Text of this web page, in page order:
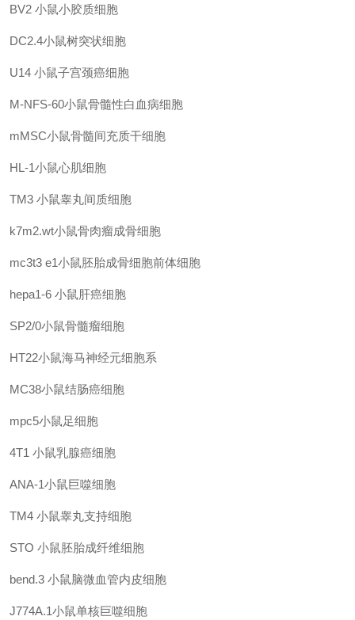
BV2 小鼠小胶质细胞
DC2.4小鼠树突状细胞
U14 小鼠子宫颈癌细胞
M-NFS-60小鼠骨髓性白血病细胞
mMSC小鼠骨髓间充质干细胞
HL-1小鼠心肌细胞
TM3 小鼠睾丸间质细胞
k7m2.wt小鼠骨肉瘤成骨细胞
mc3t3 e1小鼠胚胎成骨细胞前体细胞
hepa1-6 小鼠肝癌细胞
SP2/0小鼠骨髓瘤细胞
HT22小鼠海马神经元细胞系
MC38小鼠结肠癌细胞
mpc5小鼠足细胞
4T1 小鼠乳腺癌细胞
ANA-1小鼠巨噬细胞
TM4 小鼠睾丸支持细胞
STO 小鼠胚胎成纤维细胞
bend.3 小鼠脑微血管内皮细胞
J774A.1小鼠单核巨噬细胞